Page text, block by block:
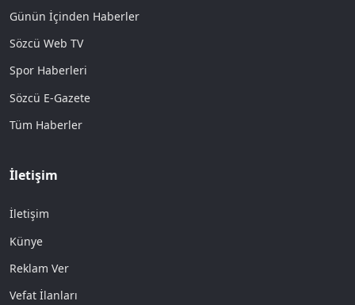
Günün İçinden Haberler
Sözcü Web TV
Spor Haberleri
Sözcü E-Gazete
Tüm Haberler
İletişim
İletişim
Künye
Reklam Ver
Vefat İlanları